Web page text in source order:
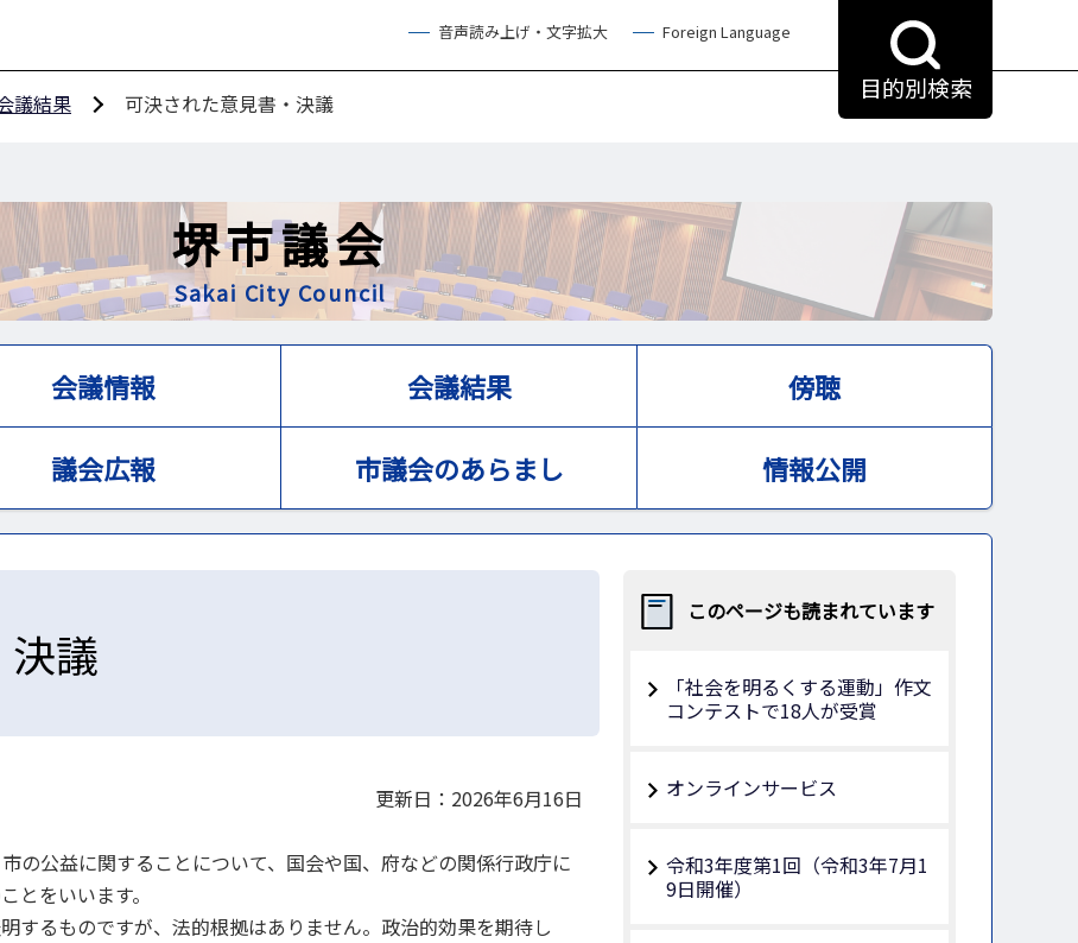
音声読み上げ・文字拡大 Foreign Language
目的別検索
議結果 可決された意見書・決議
堺市議会
Sakai City Council
会議情報 会議結果 傍聴
議会広報 市議会のあらまし 情報公開
議
更新日：2026年6月16日
の公益に関することについて、国会や国、府などの関係行政庁に
とをいいます。
するものですが、法的根拠はありません。政治的効果を期待し
このページも読まれています
「社会を明るくする運動」作文
コンテストで18人が受賞
オンラインサービス
令和3年度第1回（令和3年7月1
9日開催）